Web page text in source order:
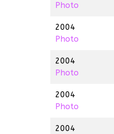
Photo
2004
Photo
2004
Photo
2004
Photo
2004